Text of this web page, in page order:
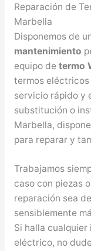
Reparación de
Marbella
Disponemos de
mantenimiento
equipo de termo
termos eléctricos
servicio rápido y
substitución o
Marbella,
para reparar y
Trabajamos
caso con piezas
reparación sea
sensiblemente
Si halla
eléctrico, no